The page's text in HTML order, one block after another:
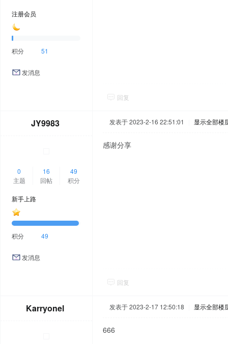
注册会员
积分 51
发消息
回复
JY9983
0
主题
16
回帖
49
积分
新手上路
积分 49
发消息
发表于 2023-2-16 22:51:01 显示全部楼
感谢分享
回复
Karryonel 发表于 2023-2-17 12:50:18 显示全部楼
666